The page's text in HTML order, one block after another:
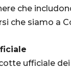
che
che siamo a
ufficiale